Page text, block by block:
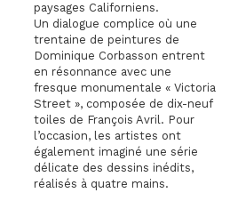
paysages Californiens.
Un dialogue complice où une
trentaine de peintures de
Dominique Corbasson entrent
en résonnance avec une
fresque monumentale « Victoria
Street », composée de dix-neuf
toiles de François Avril. Pour
l’occasion, les artistes ont
également imaginé une série
délicate des dessins inédits,
réalisés à quatre mains.